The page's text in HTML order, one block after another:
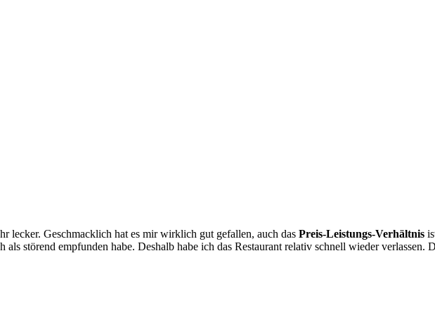
lecker. Geschmacklich hat es mir wirklich gut gefallen, auch das Preis-Leistungs-Verhältnis
störend empfunden habe. Deshalb habe ich das Restaurant relativ schnell wieder verlassen.